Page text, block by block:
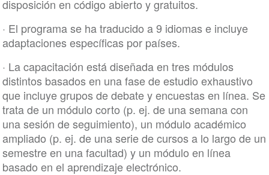
disposición en código abierto y gratuitos.
· El programa se ha traducido a 9 idiomas e incluye
adaptaciones específicas por países.
· La capacitación está diseñada en tres módulos
distintos basados en una fase de estudio exhaustivo
que incluye grupos de debate y encuestas en línea. Se
trata de un módulo corto (p. ej. de una semana con
una sesión de seguimiento), un módulo académico
ampliado (p. ej. de una serie de cursos a lo largo de un
semestre en una facultad) y un módulo en línea
basado en el aprendizaje electrónico.